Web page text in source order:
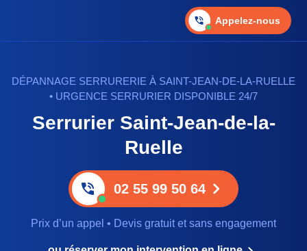
Appelez-nous
DÉPANNAGE SERRURERIE À SAINT-JEAN-DE-LA-RUELLE
• URGENCE SERRURIER DISPONIBLE 24/7
Serrurier Saint-Jean-de-la-
Ruelle
02 55 99 50 64
Prix d’un appel • Devis gratuit et sans engagement